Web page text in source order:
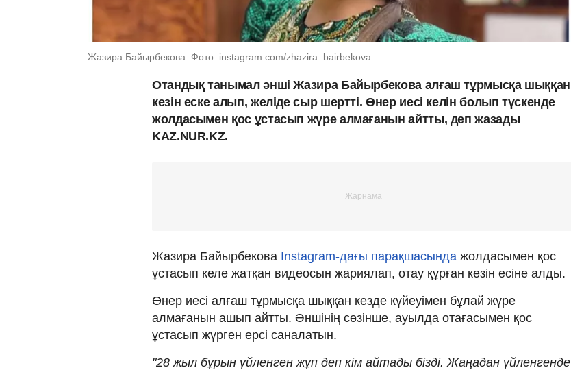
Жазира Байырбекова. Фото: instagram.com/zhazira_bairbekova
Отандық танымал әнші Жазира Байырбекова алғаш тұрмысқа шыққан
кезін еске алып, желіде сыр шертті. Өнер иесі келін болып түскенде
жолдасымен қос ұстасып жүре алмағанын айтты, деп жазады
KAZ.NUR.KZ.
Жазира Байырбекова Instagram-дағы парақшасында жолдасымен қос
ұстасып келе жатқан видеосын жариялап, отау құрған кезін есіне алды.
Өнер иесі алғаш тұрмысқа шыққан кезде күйеуімен бұлай жүре
алмағанын ашып айтты. Әншінің сөзінше, ауылда отағасымен қос
ұстасып жүрген ерсі саналатын.
"28 жыл бұрын үйленген жұп деп кім айтады бізді. Жаңадан үйленгенде